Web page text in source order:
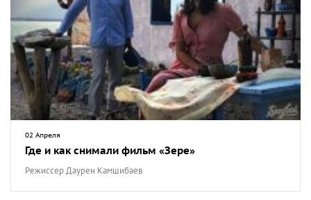
02 Апреля
Где и как снимали фильм «Зере»
Режиссер Даурен Камшибаев